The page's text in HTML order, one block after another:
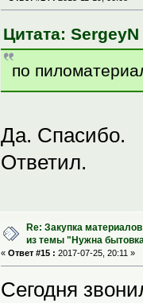
Цитата:
по
Да. Спасибо.
Ответил.
Re: Закупка
из темы "Нужна
« Ответ #15 : 2017-07-25, 20:11 »
Сегодня